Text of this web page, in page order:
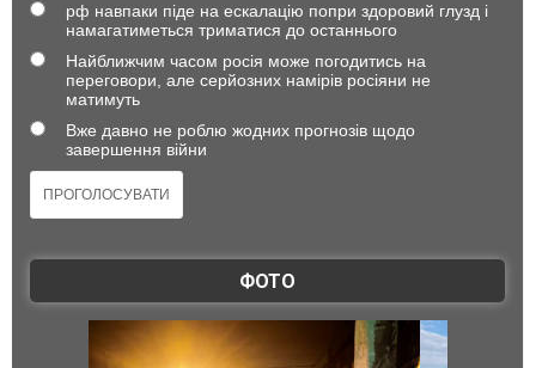
рф навпаки піде на ескалацію попри здоровий глузд і
намагатиметься триматися до останнього
Найближчим часом росія може погодитись на
переговори, але серйозних намірів росіяни не
матимуть
Вже давно не роблю жодних прогнозів щодо
завершення війни
ФОТО